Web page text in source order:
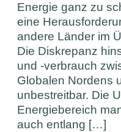
Energie ganz zu
eine
andere Länder im
Die Diskrepanz
und -verbrauch
Globalen Nordens
unbestreitbar. Die
Energiebereich
auch entlang […]